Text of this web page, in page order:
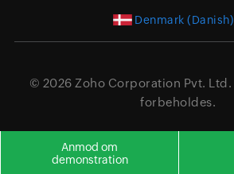
Denmark (Danish)
© 2026 Zoho Corporation Pvt. Ltd.
forbeholdes.
Anmod om
demonstration